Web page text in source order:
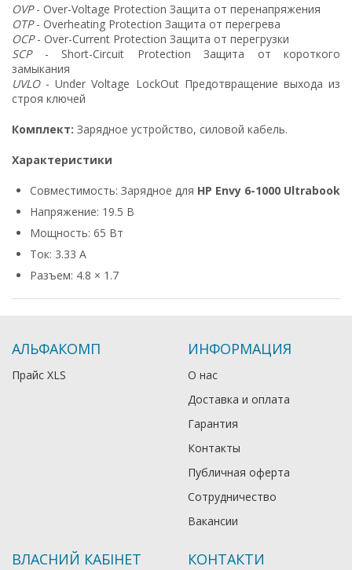
OVP- Over-Voltage Protection Защита от перенапряжения
OTP- Overheating Protection Защита от перегрева
OCP- Over-Current Protection Защита от перегрузки
SCP- Short-Circuit Protection Защита от короткого
замыкания
UVLO- Under Voltage LockOut Предотвращение выхода из
строя ключей
Комплект: Зарядное устройство, силовой кабель.
Характеристики
Совместимость: Зарядное для HP Envy 6-1000 Ultrabook
Напряжение: 19.5 В
Мощность: 65 Вт
Ток: 3.33 А
Разъем: 4.8 × 1.7
АЛЬФАКОМП
Прайс XLS
ИНФОРМАЦИЯ
О нас
Доставка и оплата
Гарантия
Контакты
Публичная оферта
Сотрудничество
Вакансии
ВЛАСНИЙ КАБІНЕТ КОНТАКТИ